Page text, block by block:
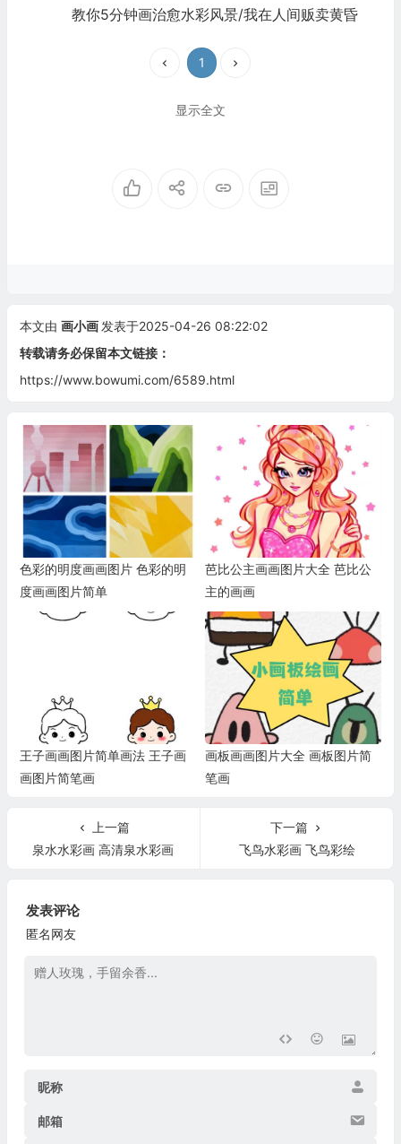
教你5分钟画治愈水彩风景/我在人间贩卖黄昏
1
显示全文
本文由 画小画 发表于2025-04-26 08:22:02
转载请务必保留本文链接：
https://www.bowumi.com/6589.html
色彩的明度画画图片 色彩的明
度画画图片简单
芭比公主画画图片大全 芭比公
主的画画
王子画画图片简单画法 王子画
画图片简笔画
画板画画图片大全 画板图片简
笔画
上一篇
泉水水彩画 高清泉水彩画
下一篇
飞鸟水彩画 飞鸟彩绘
发表评论
匿名网友
昵称
邮箱